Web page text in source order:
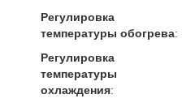
Регулировка
температуры обогрева:
Регулировка
температуры
охлаждения: